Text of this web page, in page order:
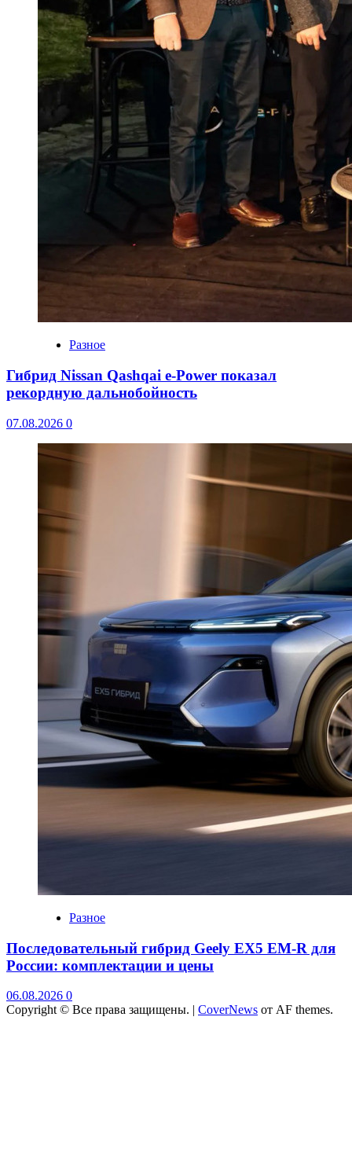
Разное
Гибрид Nissan Qashqai e-Power показал
рекордную дальнобойность
07.08.2026 0
Разное
Последовательный гибрид Geely EX5 EM-R для
России: комплектации и цены
06.08.2026 0
Copyright © Все права защищены. | CoverNews от AF themes.